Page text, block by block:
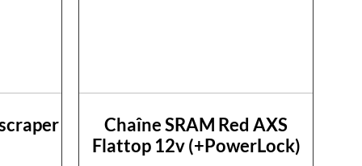
Chaîne SRAM Red AXS
Flattop 12v (+PowerLock)